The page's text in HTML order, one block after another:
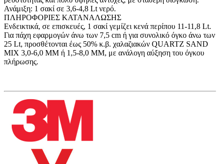
Ανάμιξη: 1 σακί σε 3,6-4,8 Lt νερό.
ΠΛΗΡΟΦΟΡΙΕΣ ΚΑΤΑΝΑΛΩΣΗΣ
Ενδεικτικά, σε επισκευές, 1 σακί γεμίζει κενά περίπου 11-11,8 Lt.
Για πάχη εφαρμογών άνω των 7,5 cm ή για συνολικό όγκο άνω των
25 Lt, προσθέτονται έως 50% κ.β. χαλαζιακών QUARTZ SAND
MIX 3,0-6,0 MM ή 1,5-8,0 MM, με ανάλογη αύξηση του όγκου
πλήρωσης.